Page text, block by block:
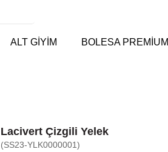
ALT GİYİM BOLESA PREMİUM
Lacivert Çizgili Yelek
(SS23-YLK0000001)